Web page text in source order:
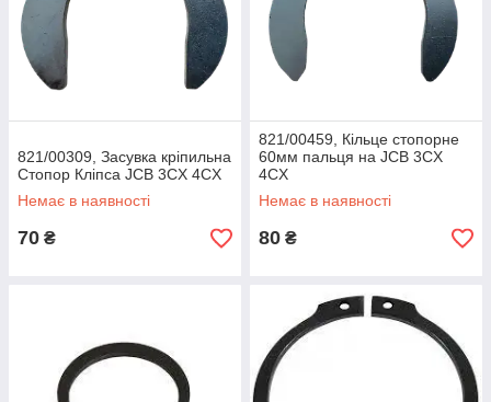
821/00309, Засувка кріпильна
Стопор Кліпса JCB 3CX 4CX
Немає в наявності
70 ₴
821/00459, Кільце стопорне
60мм пальця на JCB 3CX
4CX
Немає в наявності
80 ₴